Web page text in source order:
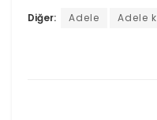
Diğer: Adele Adele